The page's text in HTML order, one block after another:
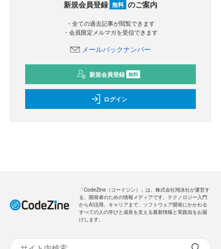
新規会員登録 無料 のご案内
・全ての過去記事が閲覧できます
・会員限定メルマガを受信できます
メールバックナンバー
新規会員登録 無料
ログイン
「CodeZine（コードジン）」は、株式会社翔泳社が運営す
る、開発者のための情報メディアです。テクノロジー入門
からAI活用、キャリアまで、ソフトウェア開発にかかわる
すべての人の学びと成長を支える最新情報と実践知をお届
けします。